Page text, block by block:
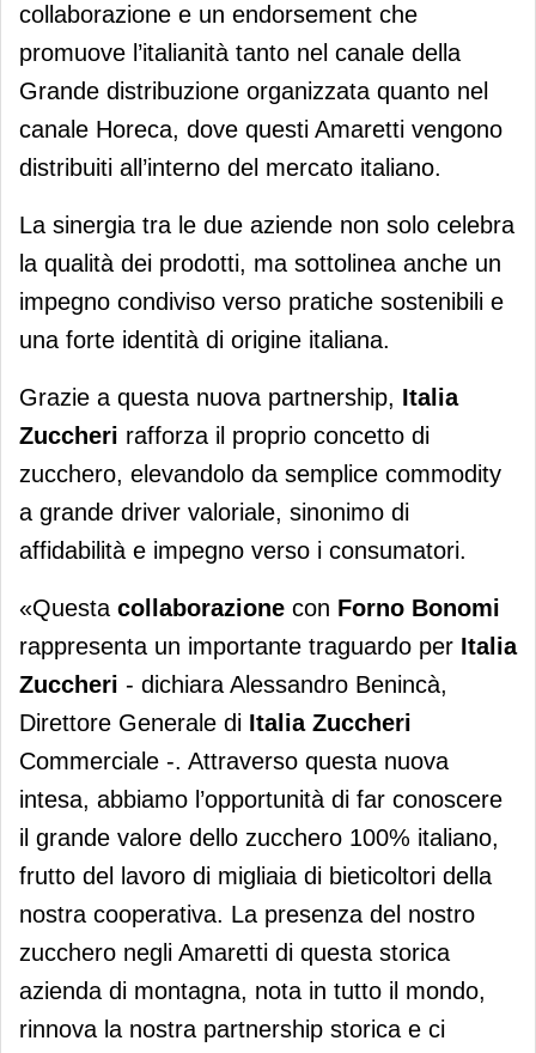
collaborazione e un endorsement che
promuove l’italianità tanto nel canale della
Grande distribuzione organizzata quanto nel
canale Horeca, dove questi Amaretti vengono
distribuiti all’interno del mercato italiano.
La sinergia tra le due aziende non solo celebra
la qualità dei prodotti, ma sottolinea anche un
impegno condiviso verso pratiche sostenibili e
una forte identità di origine italiana.
Grazie a questa nuova partnership, Italia
Zuccheri rafforza il proprio concetto di
zucchero, elevandolo da semplice commodity
a grande driver valoriale, sinonimo di
affidabilità e impegno verso i consumatori.
«Questa collaborazione con Forno Bonomi
rappresenta un importante traguardo per Italia
Zuccheri - dichiara Alessandro Benincà,
Direttore Generale di Italia Zuccheri
Commerciale -. Attraverso questa nuova
intesa, abbiamo l’opportunità di far conoscere
il grande valore dello zucchero 100% italiano,
frutto del lavoro di migliaia di bieticoltori della
nostra cooperativa. La presenza del nostro
zucchero negli Amaretti di questa storica
azienda di montagna, nota in tutto il mondo,
rinnova la nostra partnership storica e ci